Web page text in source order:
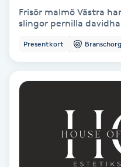
Nagelvård
Naglar borttagning
Naglar reparation
Frisör malmö Västra
Presentkort